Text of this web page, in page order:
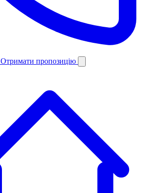
Отримати пропозицію